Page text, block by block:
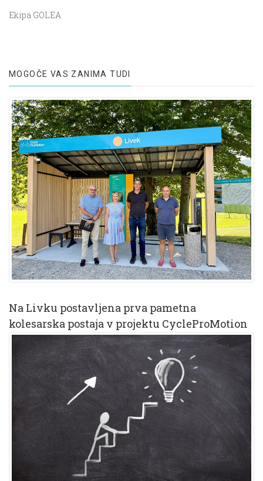
Ekipa GOLEA
MOGOČE VAS ZANIMA TUDI
Na Livku postavljena prva pametna
kolesarska postaja v projektu CycleProMotion